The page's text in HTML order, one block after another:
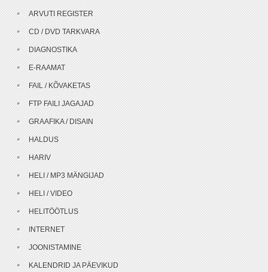
ARVUTI REGISTER
CD / DVD TARKVARA
DIAGNOSTIKA
E-RAAMAT
FAIL / KÕVAKETAS
FTP FAILI JAGAJAD
GRAAFIKA / DISAIN
HALDUS
HARIV
HELI / MP3 MÄNGIJAD
HELI / VIDEO
HELITÖÖTLUS
INTERNET
JOONISTAMINE
KALENDRID JA PÄEVIKUD